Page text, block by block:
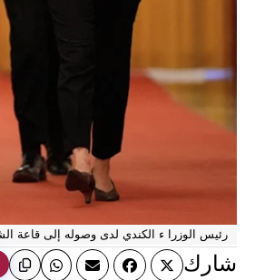
رئيس الوزرا ء الكندي لدى وصوله إلى قاعة
ﺷﺎرك